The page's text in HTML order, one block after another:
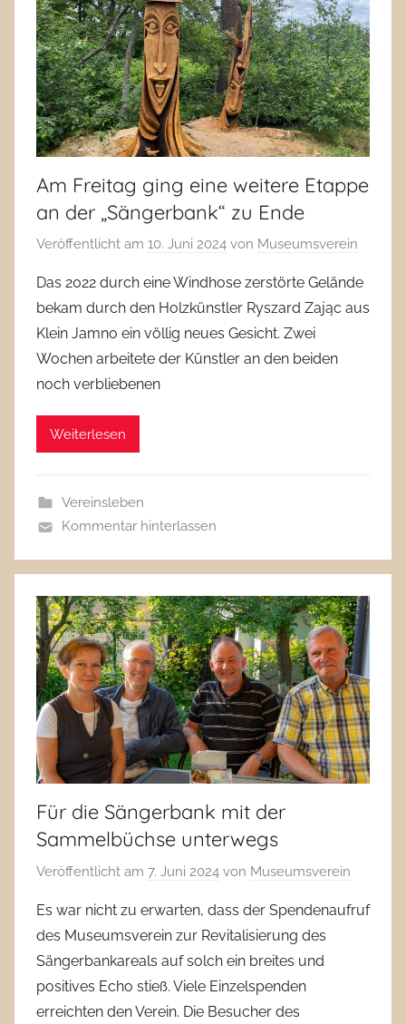
Am Freitag ging eine weitere Etappe
an der „Sängerbank“ zu Ende
Veröffentlicht am 10. Juni 2024 von Museumsverein
Das 2022 durch eine Windhose zerstörte Gelände
bekam durch den Holzkünstler Ryszard Zając aus
Klein Jamno ein völlig neues Gesicht. Zwei
Wochen arbeitete der Künstler an den beiden
noch verbliebenen
Weiterlesen
Vereinsleben
Kommentar hinterlassen
Für die Sängerbank mit der
Sammelbüchse unterwegs
Veröffentlicht am 7. Juni 2024 von Museumsverein
Es war nicht zu erwarten, dass der Spendenaufruf
des Museumsverein zur Revitalisierung des
Sängerbankareals auf solch ein breites und
positives Echo stieß. Viele Einzelspenden
erreichten den Verein. Die Besucher des